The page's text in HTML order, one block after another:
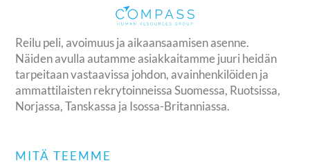
Reilu peli, avoimuus ja aikaansaamisen asenne.
Näiden avulla autamme asiakkaitamme juuri heidän
tarpeitaan vastaavissa johdon, avainhenkilöiden ja
ammattilaisten rekrytoinneissa Suomessa, Ruotsissa,
Norjassa, Tanskassa ja Isossa-Britanniassa.
MITÄ TEEMME